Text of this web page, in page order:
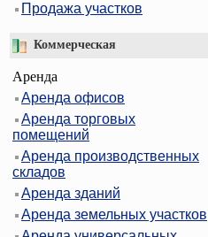
Продажа участков
Коммерческая
Аренда
Аренда офисов
Аренда торговых
помещений
Аренда производственных
складов
Аренда зданий
Аренда земельных участков